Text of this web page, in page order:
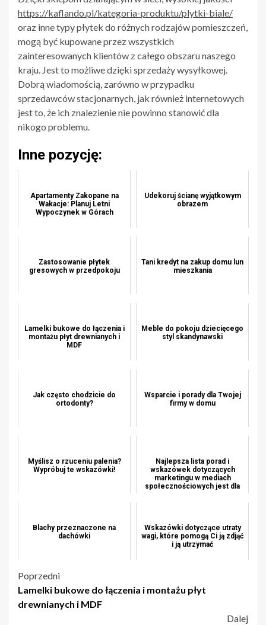
https://kaflando.pl/kategoria-produktu/plytki-biale/
oraz inne typy płytek do różnych rodzajów pomieszczeń,
mogą być kupowane przez wszystkich
zainteresowanych klientów z całego obszaru naszego
kraju. Jest to możliwe dzięki sprzedaży wysyłkowej.
Dobrą wiadomością, zarówno w przypadku
sprzedawców stacjonarnych, jak również internetowych
jest to, że ich znalezienie nie powinno stanowić dla
nikogo problemu.
Inne pozycję:
Apartamenty Zakopane na
Wakacje: Planuj Letni
Wypoczynek w Górach
Udekoruj ścianę wyjątkowym
obrazem
Zastosowanie płytek
gresowych w przedpokoju
Tani kredyt na zakup domu lun
mieszkania
Lamelki bukowe do łączenia i
montażu płyt drewnianych i
MDF
Meble do pokoju dziecięcego
styl skandynawski
Jak często chodzicie do
ortodonty?
Wsparcie i porady dla Twojej
firmy w domu
Myślisz o rzuceniu palenia?
Wypróbuj te wskazówki!
Najlepsza lista porad i
wskazówek dotyczących
marketingu w mediach
społecznościowych jest dla
Blachy przeznaczone na
dachówki
Wskazówki dotyczące utraty
wagi, które pomogą Ci ją zdjąć
i ją utrzymać
Nawigacja
wpisu
Poprzedni
Lamelki bukowe do łączenia i montażu płyt
drewnianych i MDF
Dalej